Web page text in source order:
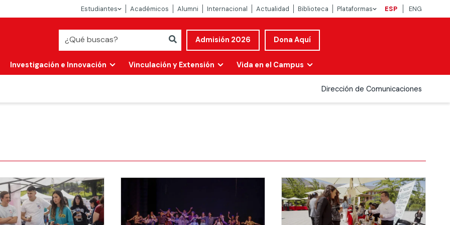
Estudiantes Académicos Alumni Internacional Actualidad Biblioteca Plataformas ESP ENG
Admisión 2026 Dona Aquí
Investigación e Innovación Vinculación y Extensión Vida en el Campus
Dirección de Comunicaciones